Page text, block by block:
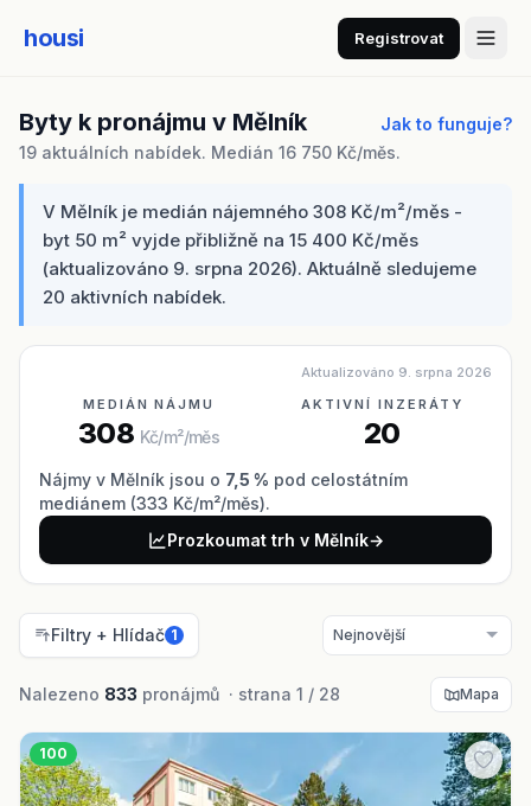
housi Registrovat
Byty k pronájmu v Mělník
Jak to funguje?
19 aktuálních nabídek. Medián 16 750 Kč/měs.
V Mělník je medián nájemného 308 Kč/m²/měs -
byt 50 m² vyjde přibližně na 15 400 Kč/měs
(aktualizováno 9. srpna 2026). Aktuálně sledujeme
20 aktivních nabídek.
Aktualizováno 9. srpna 2026
MEDIÁN NÁJMU
308 Kč/m²/měs
AKTIVNÍ INZERÁTY
20
Nájmy v Mělník jsou o 7,5 % pod celostátním
mediánem (333 Kč/m²/měs).
Prozkoumat trh v Mělník→
Filtry + Hlídač 1
Nalezeno 833 pronájmů · strana 1 / 28 Mapa
100